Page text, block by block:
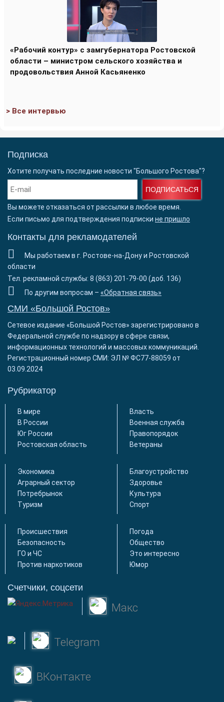
«Рабочий контур» с замгубернатора Ростовской
области – министром сельского хозяйства и
продовольствия Анной Касьяненко
> Все интервью
Подписка
Хотите получать последние новости "Большого Ростова"?
ПОДПИСАТЬСЯ
Вы можете отказаться от рассылки в любое время.
Если письмо для подтверждения подписки не пришло
Контакты для рекламодателей
Мы работаем в г. Ростове-на-Дону и Ростовской
области
Тел. рекламной службы: 8 (863) 201-79-00 (доб. 136)
По другим вопросам – «Обратная связь»
СМИ «Большой Ростов»
Сетевое издание «Большой Ростов» зарегистрировано в
Федеральной службе по надзору в сфере связи,
информационных технологий и массовых коммуникаций.
Регистрационный номер СМИ: ЭЛ № ФС77-88059 от
03.09.2024
Рубрикатор
В мире
В России
Юг России
Ростовская область
Власть
Военная служба
Правопорядок
Ветераны
Экономика
Аграрный сектор
Потребрынок
Туризм
Благоустройство
Здоровье
Культура
Спорт
Происшествия
Безопасность
ГО и ЧС
Против наркотиков
Погода
Общество
Это интересно
Юмор
Счетчики, соцсети
Макс
Telegram
ВКонтакте